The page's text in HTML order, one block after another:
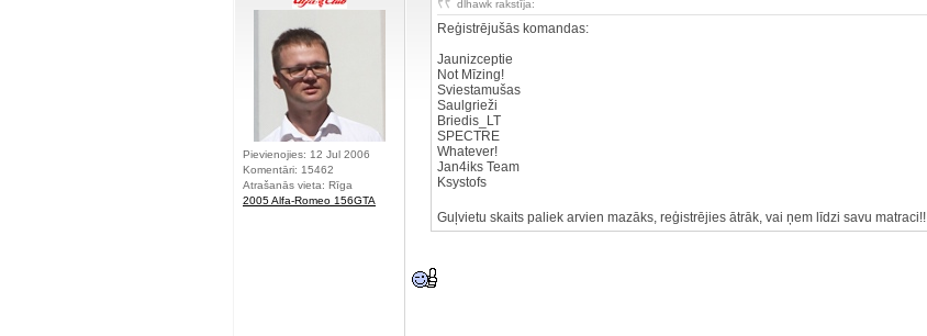
Pievienojies: 12 Jul 2006
Komentāri: 15462
Atrašanās vieta: Rīga
2005 Alfa-Romeo 156GTA
dlhawk rakstīja:
Reģistrējušās komandas:
Jaunizceptie
Not Mīzing!
Sviestamušas
Saulgrieži
Briedis_LT
SPECTRE
Whatever!
Jan4iks Team
Ksystofs
Guļvietu skaits paliek arvien mazāks, reģistrējies ātrāk, vai ņem līdzi savu matraci!!